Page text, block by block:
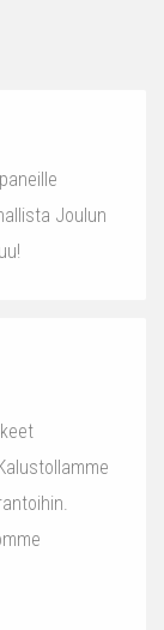
Joulun